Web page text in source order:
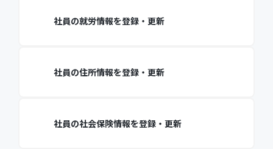
社員の就労情報を登録・更新
社員の住所情報を登録・更新
社員の社会保険情報を登録・更新